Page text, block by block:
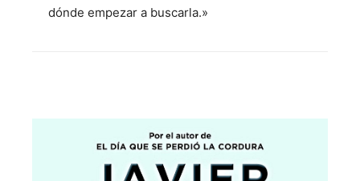
dónde empezar a buscarla.»